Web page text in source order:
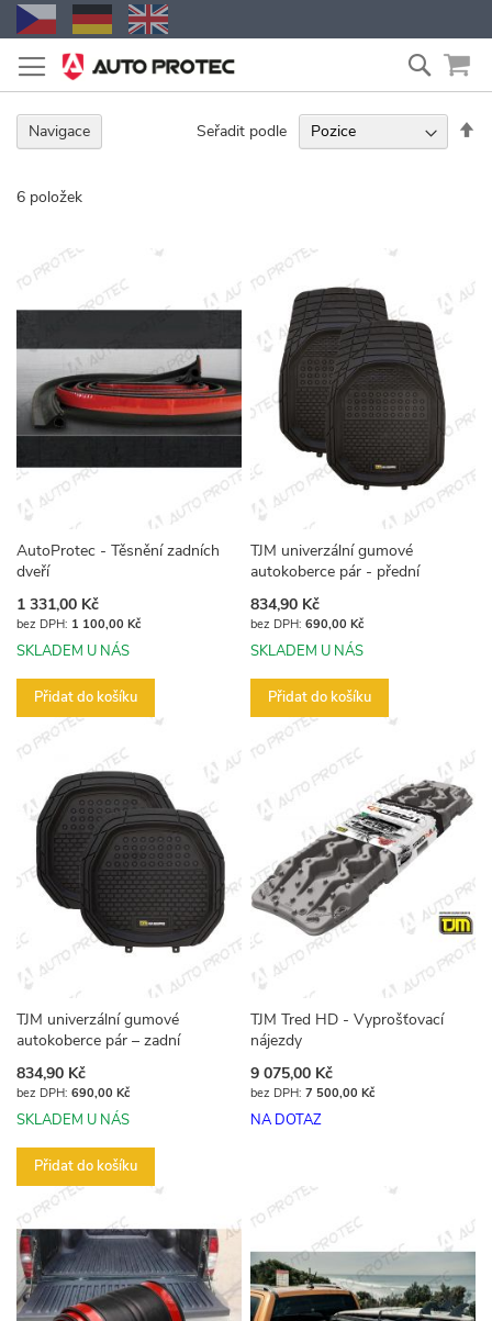
Přejít
na
obsah
6 položek
Seřadit podle
AutoProtec - Těsnění zadních
dveří
1 331,00 Kč
1 100,00 Kč
SKLADEM U NÁS
Přidat do košíku
TJM univerzální gumové
autokoberce pár - přední
834,90 Kč
690,00 Kč
SKLADEM U NÁS
Přidat do košíku
TJM univerzální gumové
autokoberce pár – zadní
834,90 Kč
690,00 Kč
SKLADEM U NÁS
Přidat do košíku
TJM Tred HD - Vyprošťovací
nájezdy
9 075,00 Kč
7 500,00 Kč
NA DOTAZ
Navigace